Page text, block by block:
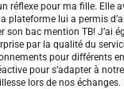
réflexe pour ma fille. Elle
plateforme lui a permis
son bac mention TB! J’ai
par la qualité du
pour différents
pour s’adapter à
lors de nos échanges.